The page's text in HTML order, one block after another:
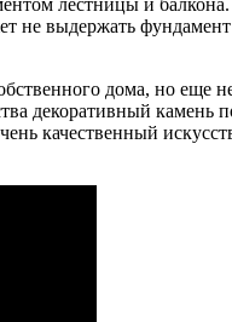
не выдержать
дома, но еще
декоративный
качественный